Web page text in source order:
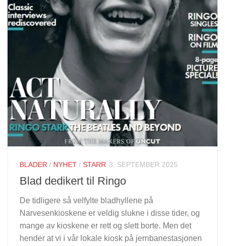
BLADER / NYHET / STARR 3. SEPTEMBER 2025
Blad dedikert til Ringo
De tidligere så velfylte bladhyllene på
Narvesenkioskene er veldig slukne i disse tider, og
mange av kioskene er rett og slett borte. Men det
hender at vi i vår lokale kiosk på jernbanestasjonen